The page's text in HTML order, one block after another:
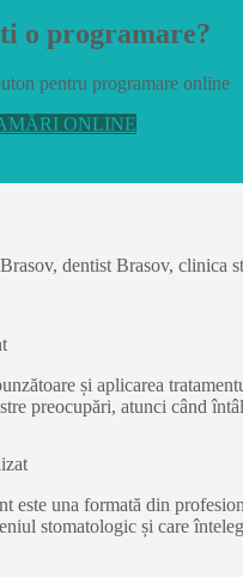
o programare?
pentru programare online
ONLINE
și aplicarea
preocupări, atunci când
este una formată din
stomatologic și care